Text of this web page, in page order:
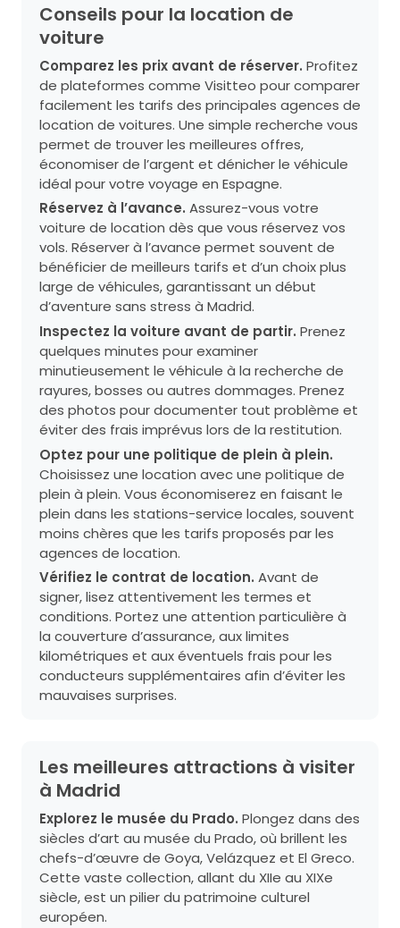
Conseils pour la location de
voiture
Comparez les prix avant de réserver. Profitez
de plateformes comme Visitteo pour comparer
facilement les tarifs des principales agences de
location de voitures. Une simple recherche vous
permet de trouver les meilleures offres,
économiser de l’argent et dénicher le véhicule
idéal pour votre voyage en Espagne.
Réservez à l’avance. Assurez-vous votre
voiture de location dès que vous réservez vos
vols. Réserver à l’avance permet souvent de
bénéficier de meilleurs tarifs et d’un choix plus
large de véhicules, garantissant un début
d’aventure sans stress à Madrid.
Inspectez la voiture avant de partir. Prenez
quelques minutes pour examiner
minutieusement le véhicule à la recherche de
rayures, bosses ou autres dommages. Prenez
des photos pour documenter tout problème et
éviter des frais imprévus lors de la restitution.
Optez pour une politique de plein à plein.
Choisissez une location avec une politique de
plein à plein. Vous économiserez en faisant le
plein dans les stations-service locales, souvent
moins chères que les tarifs proposés par les
agences de location.
Vérifiez le contrat de location. Avant de
signer, lisez attentivement les termes et
conditions. Portez une attention particulière à
la couverture d’assurance, aux limites
kilométriques et aux éventuels frais pour les
conducteurs supplémentaires afin d’éviter les
mauvaises surprises.
Les meilleures attractions à visiter
à Madrid
Explorez le musée du Prado. Plongez dans des
siècles d’art au musée du Prado, où brillent les
chefs-d’œuvre de Goya, Velázquez et El Greco.
Cette vaste collection, allant du XIIe au XIXe
siècle, est un pilier du patrimoine culturel
européen.